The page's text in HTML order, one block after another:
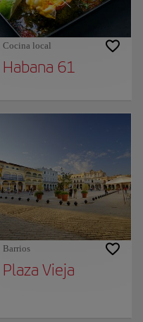
Cocina local
Habana 61
Barrios
Plaza Vieja